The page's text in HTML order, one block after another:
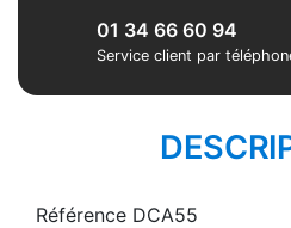
01 34 66 60 94
Service client par
Référence DCA55